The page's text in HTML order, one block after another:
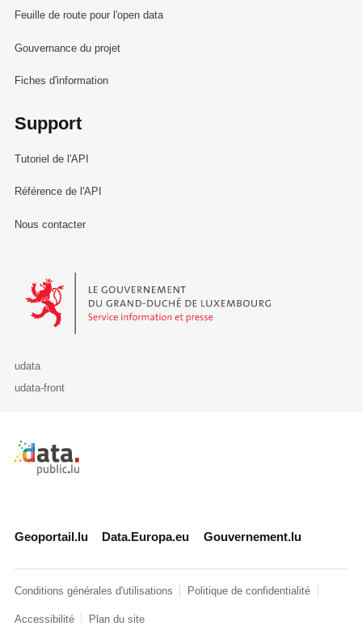
Feuille de route pour l'open data
Gouvernance du projet
Fiches d'information
Support
Tutoriel de l'API
Référence de l'API
Nous contacter
Le Gouvernement du Grand-Duché de Luxembourg - Service
udata
udata-front
Retour à l'accueil de data.public.lu
Geoportail.lu Data.Europa.eu Gouvernement.lu
Conditions générales d'utilisations Politique de confidentialité
Accessibilité Plan du site